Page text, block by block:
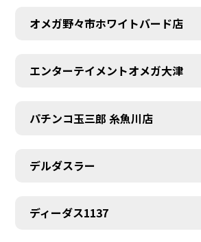
オメガ野々市ホワイトバード店
エンターテイメントオメガ大津
パチンコ玉三郎 糸魚川店
デルダスラー
ディーダス1137